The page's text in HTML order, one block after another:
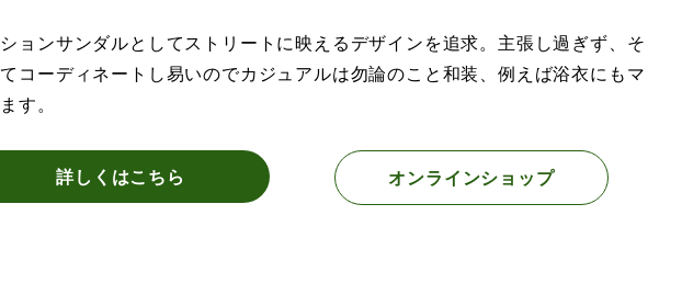
ョンサンダルとしてストリートに映えるデザインを追求。主張し過ぎず、そ
コーディネートし易いのでカジュアルは勿論のこと和装、例えば浴衣にもマ
す。
詳しくはこちら オンラインショップ